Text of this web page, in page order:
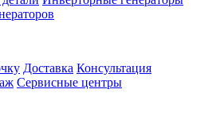
Доставка Консультация
Сервисные центры